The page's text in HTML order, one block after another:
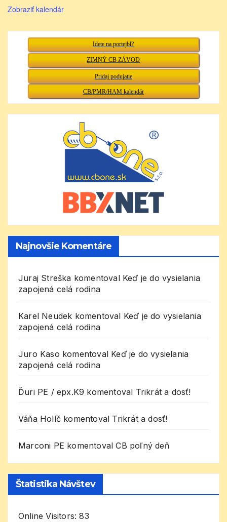
Zobraziť kalendár
Idete na portejbl?
ZIMNÝ CB ZÁVOD
Pridaj podujatie
CB/PMR/HAM kalendár
Najnovšie Komentáre
Juraj Streška komentoval Keď je do vysielania
zapojená celá rodina
Karel Neudek komentoval Keď je do vysielania
zapojená celá rodina
Juro Kaso komentoval Keď je do vysielania
zapojená celá rodina
Ďuri PE / epx.K9 komentoval Trikrát a dosť!
Váňa Holíč komentoval Trikrát a dosť!
Marconi PE komentovalCB poľný deň
Štatistika Návštev
Online Visitors:83